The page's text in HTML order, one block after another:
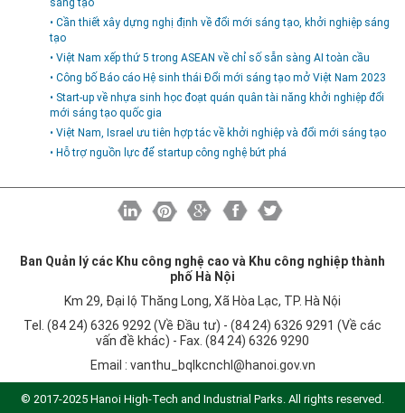
sáng tạo
• Cần thiết xây dựng nghị định về đổi mới sáng tạo, khởi nghiệp sáng
tạo
• Việt Nam xếp thứ 5 trong ASEAN về chỉ số sẵn sàng AI toàn cầu
• Công bố Báo cáo Hệ sinh thái Đổi mới sáng tạo mở Việt Nam 2023
• Start-up về nhựa sinh học đoạt quán quân tài năng khởi nghiệp đổi
mới sáng tạo quốc gia
• Việt Nam, Israel ưu tiên hợp tác về khởi nghiệp và đổi mới sáng tạo
• Hỗ trợ nguồn lực để startup công nghệ bứt phá
Ban Quản lý các Khu công nghệ cao và Khu công nghiệp thành
phố Hà Nội
Km 29, Đại lộ Thăng Long, Xã Hòa Lạc, TP. Hà Nội
Tel. (84 24) 6326 9292 (Về Đầu tư) - (84 24) 6326 9291 (Về các
vấn đề khác) - Fax. (84 24) 6326 9290
Email : vanthu_bqlkcnchl@hanoi.gov.vn
© 2017-2025 Hanoi High-Tech and Industrial Parks. All rights reserved.